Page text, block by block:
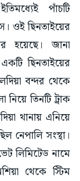
পাঁচটি
ওই ছিনতাইয়ের
হয়েছে। জানা
ছিনতাইয়ের
বন্দর থেকে
তিনটি ট্রাক
থানায় এনিয়ে
নেপালি সংস্থা।
লিমিটেড নামে
থেকে স্টিম